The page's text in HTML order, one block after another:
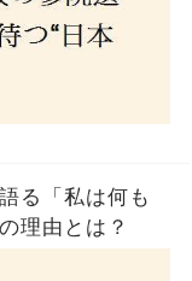
る「私は何も
理由とは？